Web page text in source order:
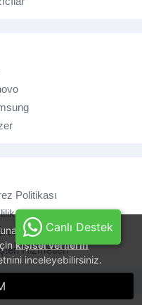
için, çerezler
kişisel verilerin
inceleyebilirsiniz.
Politikası
Politikası
ve Değişim
Hizmetleri
saklıdır.
Canlı Destek